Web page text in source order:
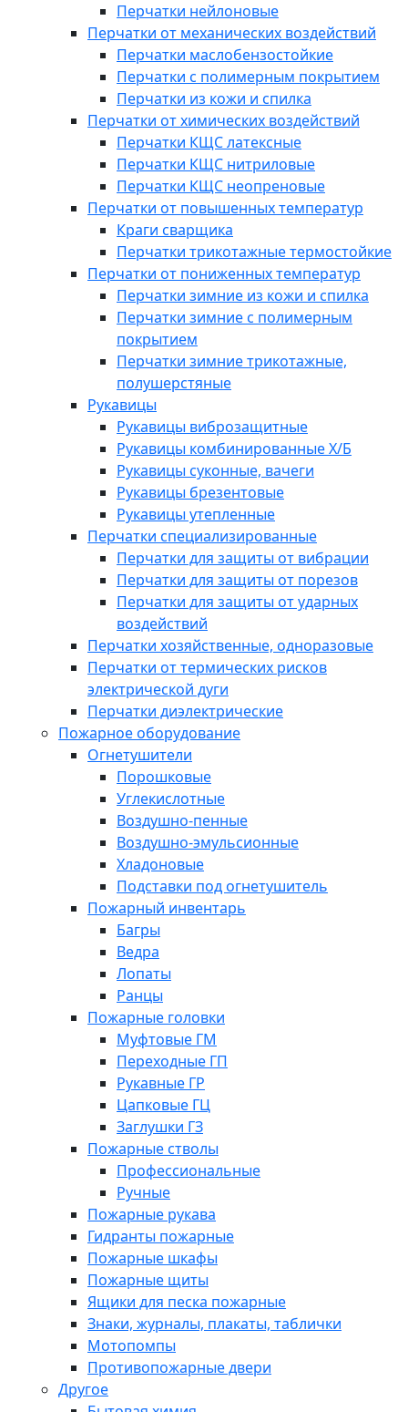
Перчатки нейлоновые
Перчатки от механических воздействий
Перчатки маслобензостойкие
Перчатки с полимерным покрытием
Перчатки из кожи и спилка
Перчатки от химических воздействий
Перчатки КЩС латексные
Перчатки КЩС нитриловые
Перчатки КЩС неопреновые
Перчатки от повышенных температур
Краги сварщика
Перчатки трикотажные термостойкие
Перчатки от пониженных температур
Перчатки зимние из кожи и спилка
Перчатки зимние с полимерным
покрытием
Перчатки зимние трикотажные,
полушерстяные
Рукавицы
Рукавицы виброзащитные
Рукавицы комбинированные Х/Б
Рукавицы суконные, вачеги
Рукавицы брезентовые
Рукавицы утепленные
Перчатки специализированные
Перчатки для защиты от вибрации
Перчатки для защиты от порезов
Перчатки для защиты от ударных
воздействий
Перчатки хозяйственные, одноразовые
Перчатки от термических рисков
электрической дуги
Перчатки диэлектрические
Пожарное оборудование
Огнетушители
Порошковые
Углекислотные
Воздушно-пенные
Воздушно-эмульсионные
Хладоновые
Подставки под огнетушитель
Пожарный инвентарь
Багры
Ведра
Лопаты
Ранцы
Пожарные головки
Муфтовые ГМ
Переходные ГП
Рукавные ГР
Цапковые ГЦ
Заглушки ГЗ
Пожарные стволы
Профессиональные
Ручные
Пожарные рукава
Гидранты пожарные
Пожарные шкафы
Пожарные щиты
Ящики для песка пожарные
Знаки, журналы, плакаты, таблички
Мотопомпы
Противопожарные двери
Другое